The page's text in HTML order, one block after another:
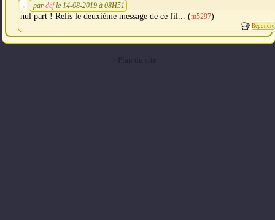
par def le 14-08-2019 à 08H51
nul part ! Relis le deuxième message de ce fil... (m5297)
Répondre
Plan du site